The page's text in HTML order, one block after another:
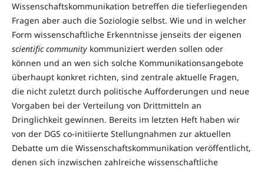
Wissenschaftskommunikation betreffen die tieferliegenden
Fragen aber auch die Soziologie selbst. Wie und in welcher
Form wissenschaftliche Erkenntnisse jenseits der eigenen
scientific communitykommuniziert werden sollen oder
können und an wen sich solche Kommunikationsangebote
überhaupt konkret richten, sind zentrale aktuelle Fragen,
die nicht zuletzt durch politische Aufforderungen und neue
Vorgaben bei der Verteilung von Drittmitteln an
Dringlichkeit gewinnen. Bereits im letzten Heft haben wir
von der DGS co-initiierte Stellungnahmen zur aktuellen
Debatte um die Wissenschaftskommunikation veröffentlicht,
denen sich inzwischen zahlreiche wissenschaftliche